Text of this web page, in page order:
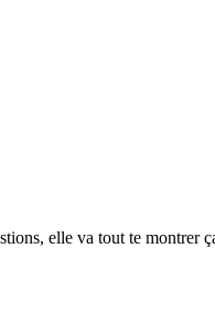
elle va tout te